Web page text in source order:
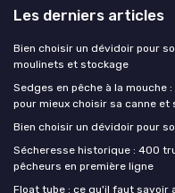
Les derniers articles
Bien choisir un dévidoir pour
moulinets et stockage
Sedges en pêche à la mouche
pour mieux choisir sa canne et
Bien choisir un dévidoir pour
Sécheresse historique : 400
pêcheurs en première ligne
Float tube : ce qu'il faut savoir